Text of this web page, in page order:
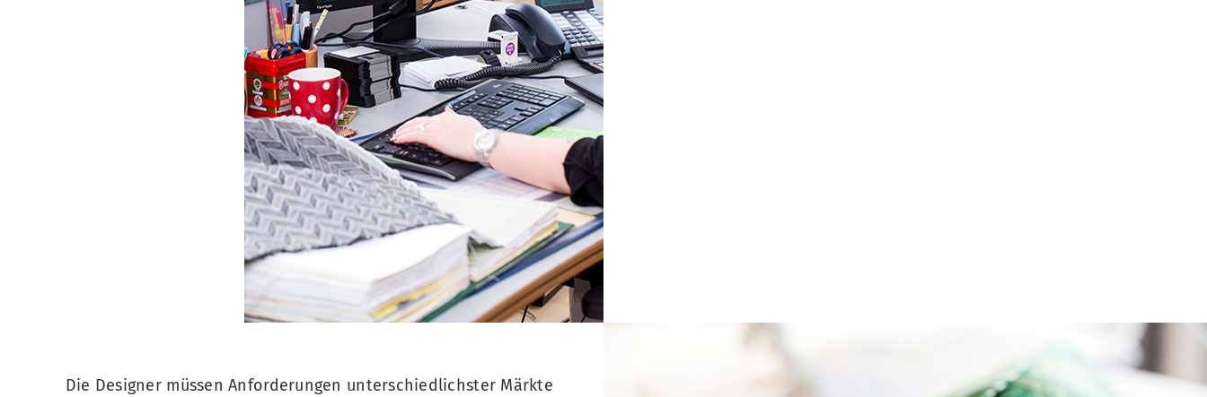
Die Designer müssen Anforderungen unterschiedlichster Märkte